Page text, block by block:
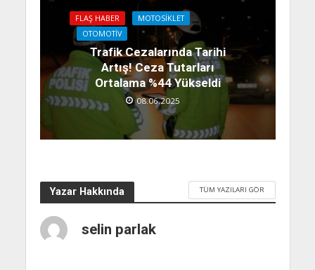
FLAŞ HABER
MOTOSIKLET
OTOMOTIV
Trafik Cezalarında Tarihi
Artış! Ceza Tutarları
Ortalama %44 Yükseldi
08.06.2025
Yazar Hakkında TÜM YAZILARI GÖR
selin parlak